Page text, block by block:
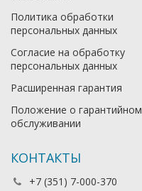
Политика обработки
персональных данных
Согласие на обработку
персональных данных
Расширенная гарантия
Положение о гарантийном
обслуживании
КОНТАКТЫ
+7 (351) 7-000-370